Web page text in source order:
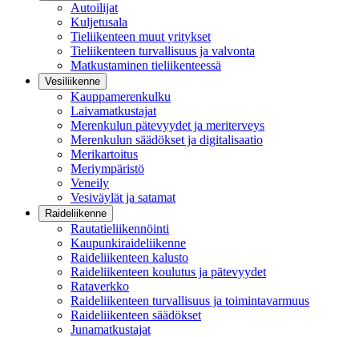
Autoilijat
Kuljetusala
Tieliikenteen muut yritykset
Tieliikenteen turvallisuus ja valvonta
Matkustaminen tieliikenteessä
Vesiliikenne
Kauppamerenkulku
Laivamatkustajat
Merenkulun pätevyydet ja meriterveys
Merenkulun säädökset ja digitalisaatio
Merikartoitus
Meriympäristö
Veneily
Vesiväylät ja satamat
Raideliikenne
Rautatieliikennöinti
Kaupunkiraideliikenne
Raideliikenteen kalusto
Raideliikenteen koulutus ja pätevyydet
Rataverkko
Raideliikenteen turvallisuus ja toimintavarmuus
Raideliikenteen säädökset
Junamatkustajat